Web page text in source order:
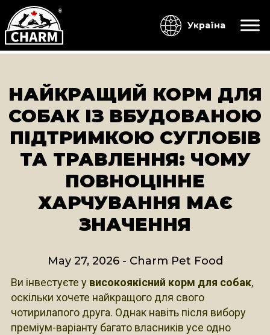
Україна
НАЙКРАЩИЙ КОРМ ДЛЯ
СОБАК ІЗ ВБУДОВАНОЮ
ПІДТРИМКОЮ СУГЛОБІВ
ТА ТРАВЛЕННЯ: ЧОМУ
ПОВНОЦІННЕ
ХАРЧУВАННЯ МАЄ
ЗНАЧЕННЯ
May 27, 2026- Charm Pet Food
Ви інвестуєте у високоякісний корм для собак,
оскільки хочете найкращого для свого
чотирилапого друга. Однак навіть після вибору
преміум-варіанту багато власників усе одно